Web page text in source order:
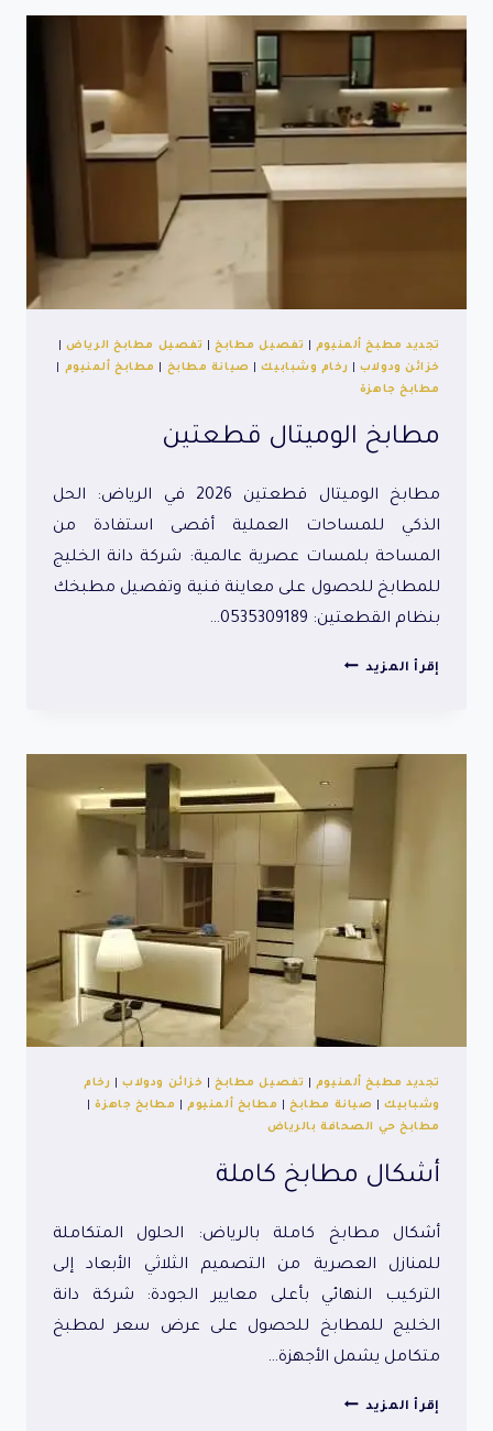
تجديد مطبخ ألمنيوم تفصيل مطابخ| تفصيل مطابخ الرياض|
خزائن ودولاب
رخام وشبابيك| صيانة مطابخ مطابخ ألمنيوم
مطابخ جاهزة
مطابخ الوميتال قطعتين
مطابخ الوميتال قطعتين 2026 في الرياض: الحل
الذكي للمساحات العملية أقصى استفادة من
المساحة بلمسات عصرية عالمية: شركة دانة الخليج
للمطابخ للحصول على معاينة فنية وتفصيل مطبخك
بنظام القطعتين: 0535309189…
إقرأ المزيد مطابخ
تجديد مطبخ ألمنيوم تفصيل مطابخ| خزائن ودولاب|
رخام
وشبابيك| صيانة مطابخ| مطابخ ألمنيوم| مطابخ جاهزة|
مطابخ حي الصحافة بالرياض
أشكال مطابخ كاملة
أشكال مطابخ كاملة بالرياض: الحلول المتكاملة
للمنازل العصرية من التصميم الثلاثي الأبعاد إلى
التركيب النهائي بأعلى معايير الجودة: شركة دانة
الخليج للمطابخ للحصول على عرض سعر لمطبخ
متكامل يشمل الأجهزة…
إقرأ المزيد أشكال